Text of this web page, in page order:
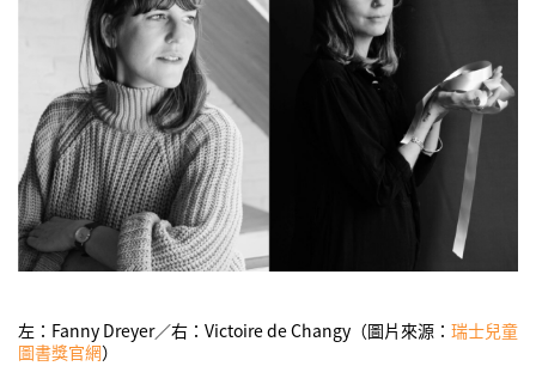
左：Fanny Dreyer／右：Victoire de Changy（圖片來源： 瑞士兒童
圖書獎官網）